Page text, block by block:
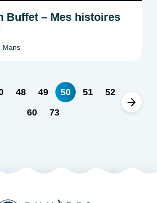
Buffet – Mes histoires
Mans
48 49 50 51
52
60
73